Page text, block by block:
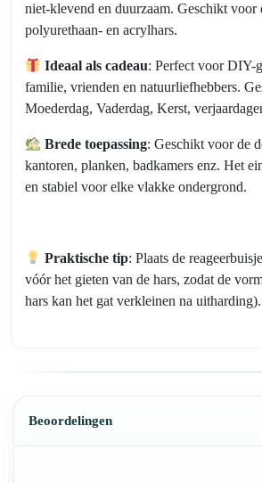
niet-klevend en duurzaam. Geschikt voor
polyurethaan- en acrylhars.
Ideaal als cadeau: Perfect voor DIY-
familie, vrienden en natuurliefhebbers.
Moederdag, Vaderdag, Kerst,
Brede toepassing: Geschikt voor de
kantoren, planken, badkamers enz. Het
en stabiel voor elke vlakke ondergrond.
Praktische tip: Plaats de
vóór het gieten van de hars, zodat de
hars kan het gat verkleinen na uitharding).
Beoordelingen